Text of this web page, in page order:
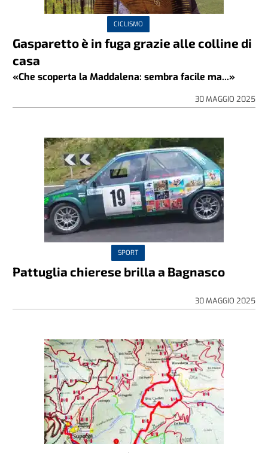
CICLISMO
Gasparetto è in fuga grazie alle colline di
casa
«Che scoperta la Maddalena: sembra facile ma...»
30 MAGGIO 2025
SPORT
Pattuglia chierese brilla a Bagnasco
30 MAGGIO 2025